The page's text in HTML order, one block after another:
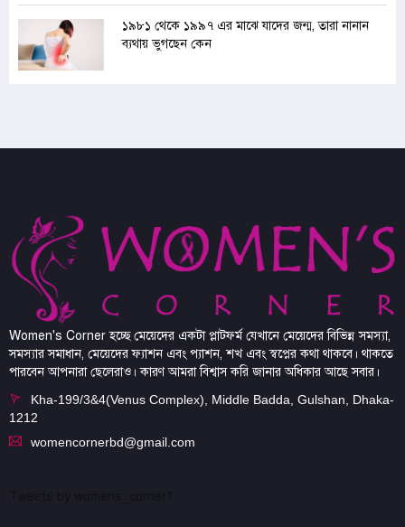
১৯৮১ থেকে ১৯৯৭ এর মাঝে যাদের জন্ম, তারা নানান
ব্যথায় ভুগছেন কেন
Women's Corner হচ্ছে মেয়েদের একটা প্লাটফর্ম যেখানে মেয়েদের বিভিন্ন সমস্যা,
সমস্যার সমাধান, মেয়েদের ফ্যাশন এবং প্যাশন, শখ এবং স্বপ্নের কথা থাকবে। থাকতে
পারবেন আপনারা ছেলেরাও। কারণ আমরা বিশ্বাস করি জানার অধিকার আছে সবার।
Kha-199/3&4(Venus Complex), Middle Badda, Gulshan, Dhaka-
1212
womencornerbd@gmail.com